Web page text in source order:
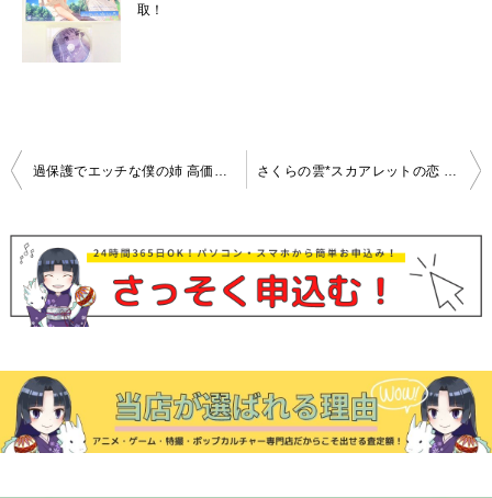
取！
投
ナ
ビ
ゲ
シ
ョ
ン